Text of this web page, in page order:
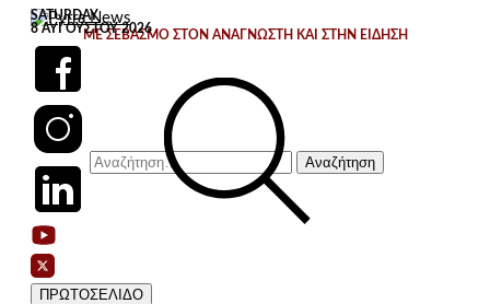
Skip
content
SATURDAY
8 ΑΥΓΟΎΣΤΟΥ 2026
ΜΕ ΣΕΒΑΣΜΟ ΣΤΟΝ ΑΝΑΓΝΩΣΤΗ ΚΑΙ ΣΤΗΝ ΕΙΔΗΣΗ
Αναζήτηση
για:
ΠΡΩΤΟΣΕΛΙΔΟ